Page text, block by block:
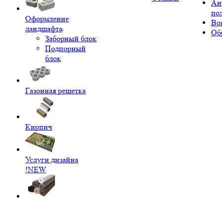
Оформление
ландшафта
Заборный блок
Подпорный
блок
Газонная решетка
Кирпич
Услуги дизайна
!NEW